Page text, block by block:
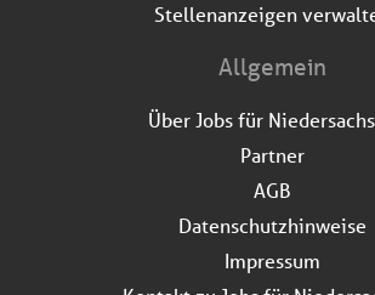
Stellenanzeigen
Allgemein
Über Jobs für
Partner
AGB
Datenschutzhinweise
Impressum